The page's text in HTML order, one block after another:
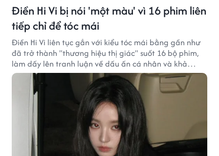
Điền Hi Vi bị nói 'một màu' vì 16 phim liên
tiếp chỉ để tóc mái
Điền Hi Vi liên tục gắn với kiểu tóc mái bằng gần như
đã trở thành "thương hiệu thị giác" suốt 16 bộ phim,
làm dấy lên tranh luận về dấu ấn cá nhân và khả
năng biến hóa trên màn ảnh.